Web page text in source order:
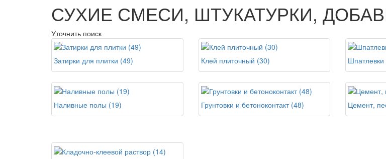
СУХИЕ СМЕСИ, ШТУКАТУРКИ,
Уточнить поиск
Затирки для плитки (49) Клей плиточный (30) Шпатлевки
Наливные полы (19) Грунтовки и бетоноконтакт (48)
Цемент,